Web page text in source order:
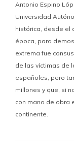
Antonio Espino
Universidad
histórica, desde el
época, para
extrema fue
de las víctimas de
españoles, pero
millones y que, si
con mano de obra
continente.